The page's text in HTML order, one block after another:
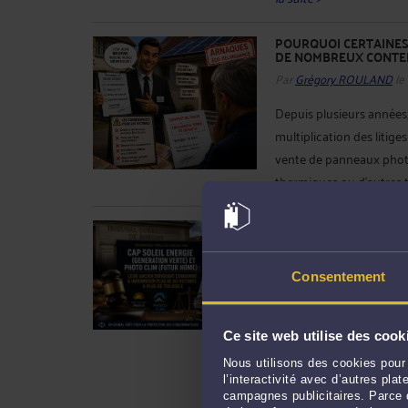
Consentement
Ce site web utilise des
Nous utilisons des cookies
l’interactivité avec d’autres
campagnes publicitaires.
POURQUOI
DE NOMBREUX
Par Grégory ROULANDle
Depuis plusieurs
multiplication des
vente de panneaux
thermiques ou d'autres
Le contentieux des
le 9 juillet 2026 par le
des sociétés CAP
CLIM (devenue FUTUR